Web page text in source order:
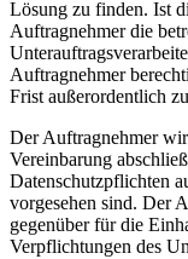
Lösung zu finden. Ist
Auftragnehmer die
Auftragnehmer
Frist außerordentlich
Der Auftragnehmer
Vereinbarung
Datenschutzpflichten
vorgesehen sind. Der
gegenüber für die
Verpflichtungen des